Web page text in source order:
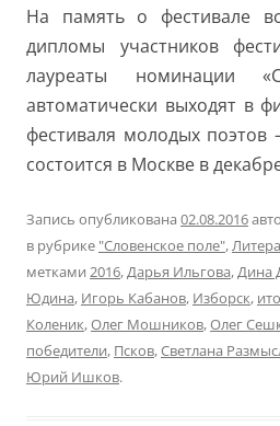
На память о фестивале
дипломы участников
лауреаты номинации
автоматически выходят в
фестиваля молодых
состоится в Москве в
Запись опубликована 02.08.2016
в рубрике "Словенское поле",
метками 2016,Дарья Ильгова,Дина
Юдина, Игорь Кабанов, Изборск,
Коленик,Олег Мошников,Олег
победители, Псков,Светлана
Юрий Ишков.